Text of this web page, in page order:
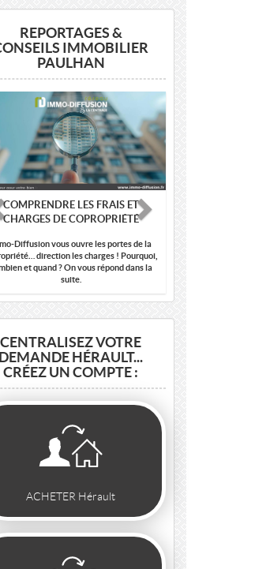
REPORTAGES &
IMMOBILIER
PAULHAN
COMPRENDRE LES FRAIS ET
CHARGES DE COPROPRIÉTÉ
Diffusion vous ouvre les portes de la
direction les charges ! Pourquoi,
et quand ? On vous répond dans la
suite.
Previous Next
CENTRALISEZ VOTRE
DEMANDE HÉRAULT...
CRÉEZ UN COMPTE :
ACHETER Hérault